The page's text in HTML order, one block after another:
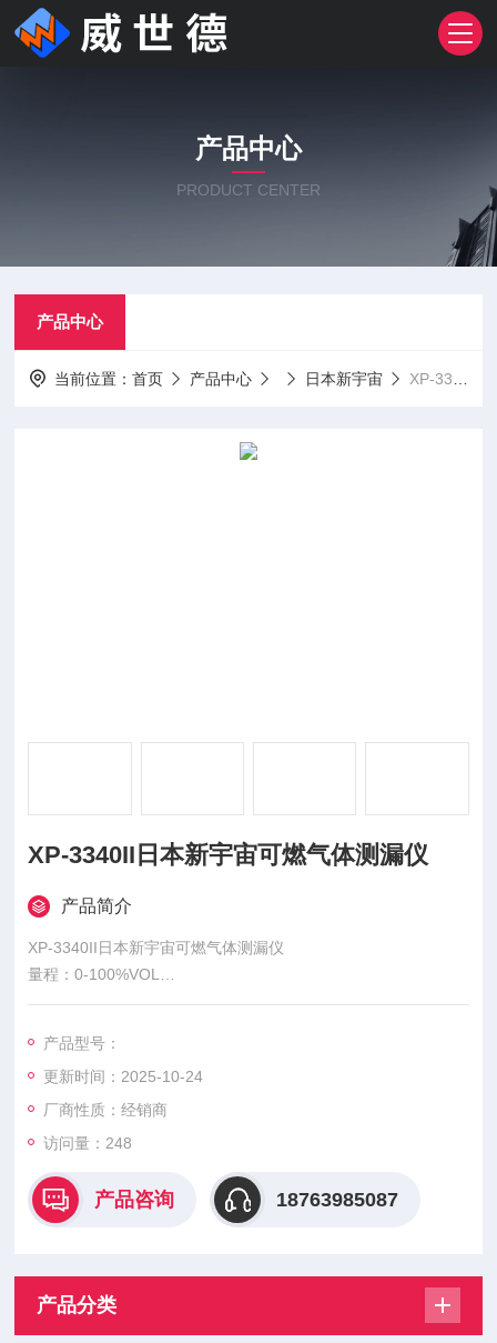
产品中心
PRODUCT CENTER
产品中心
当前位置：首页 产品中心 日本新宇宙 XP-3340II日本新宇宙可燃气体测漏仪
XP-3340II日本新宇宙可燃气体测漏仪
产品简介
XP-3340II日本新宇宙可燃气体测漏仪
量程：0-100%VOL
XP-3310II XP-3340II XP-3380II XP-302M
产品型号：
更新时间：2025-10-24
厂商性质：经销商
访问量：248
产品咨询 18763985087
产品分类